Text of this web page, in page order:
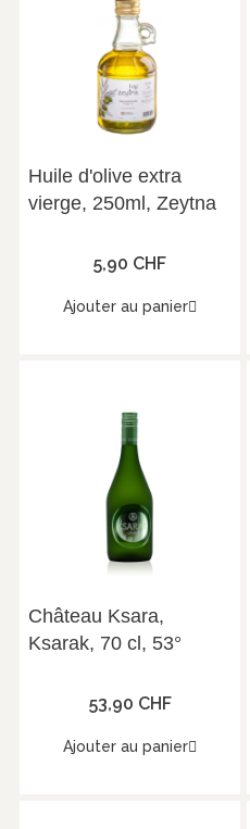
Huile d'olive extra
vierge, 250ml, Zeytna
5,90 CHF
Ajouter au panier
Château Ksara,
Ksarak, 70 cl, 53°
53,90 CHF
Ajouter au panier